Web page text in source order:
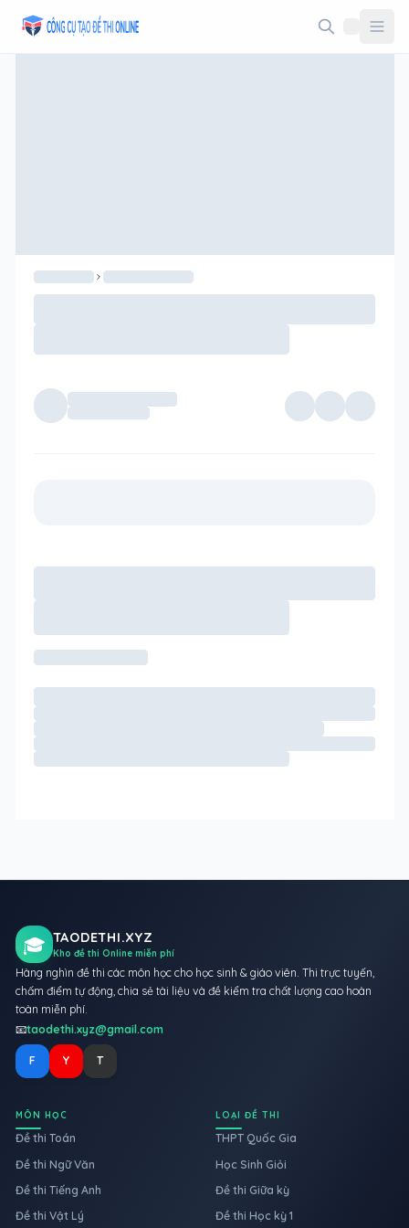
🎓 TAODETHI.XYZ
Kho đề thi Online miễn phí
Hàng nghìn đề thi các môn học cho học sinh & giáo viên. Thi trực tuyến,
chấm điểm tự động, chia sẻ tài liệu và đề kiểm tra chất lượng cao hoàn
toàn miễn phí.
📧taodethi.xyz@gmail.com
F Y T
MÔN HỌC
Đề thi Toán
Đề thi Ngữ Văn
Đề thi Tiếng Anh
Đề thi Vật Lý
LOẠI ĐỀ THI
THPT Quốc Gia
Học Sinh Giỏi
Đề thi Giữa kỳ
Đề thi Học kỳ 1